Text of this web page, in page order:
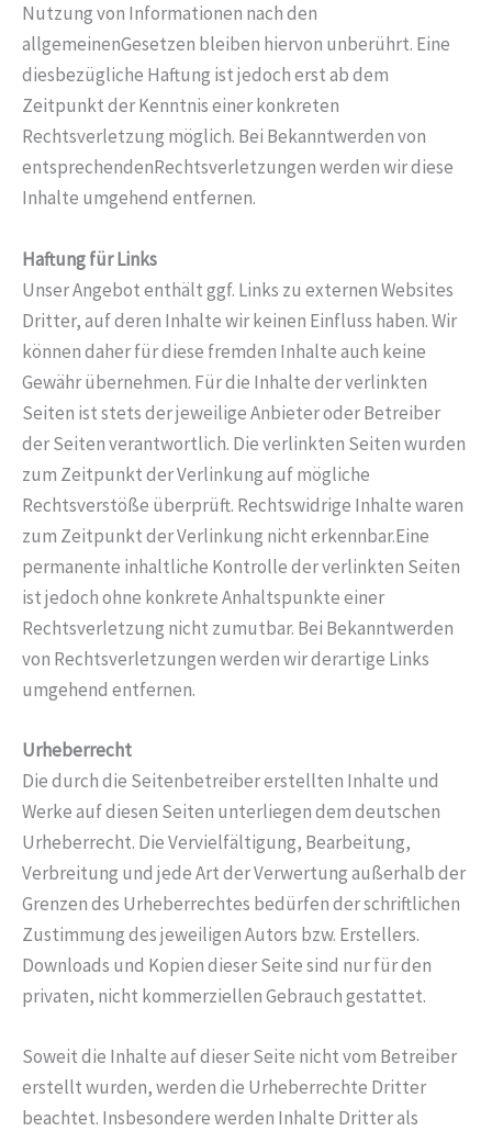
Nutzung von Informationen nach den
allgemeinenGesetzen bleiben hiervon unberührt. Eine
diesbezügliche Haftung ist jedoch erst ab dem
Zeitpunkt der Kenntnis einer konkreten
Rechtsverletzung möglich. Bei Bekanntwerden von
entsprechendenRechtsverletzungen werden wir diese
Inhalte umgehend entfernen.
Haftung für Links
Unser Angebot enthält ggf. Links zu externen Websites
Dritter, auf deren Inhalte wir keinen Einfluss haben. Wir
können daher für diese fremden Inhalte auch keine
Gewähr übernehmen. Für die Inhalte der verlinkten
Seiten ist stets der jeweilige Anbieter oder Betreiber
der Seiten verantwortlich. Die verlinkten Seiten wurden
zum Zeitpunkt der Verlinkung auf mögliche
Rechtsverstöße überprüft. Rechtswidrige Inhalte waren
zum Zeitpunkt der Verlinkung nicht erkennbar.Eine
permanente inhaltliche Kontrolle der verlinkten Seiten
ist jedoch ohne konkrete Anhaltspunkte einer
Rechtsverletzung nicht zumutbar. Bei Bekanntwerden
von Rechtsverletzungen werden wir derartige Links
umgehend entfernen.
Urheberrecht
Die durch die Seitenbetreiber erstellten Inhalte und
Werke auf diesen Seiten unterliegen dem deutschen
Urheberrecht. Die Vervielfältigung, Bearbeitung,
Verbreitung und jede Art der Verwertung außerhalb der
Grenzen des Urheberrechtes bedürfen der schriftlichen
Zustimmung des jeweiligen Autors bzw. Erstellers.
Downloads und Kopien dieser Seite sind nur für den
privaten, nicht kommerziellen Gebrauch gestattet.
Soweit die Inhalte auf dieser Seite nicht vom Betreiber
erstellt wurden, werden die Urheberrechte Dritter
beachtet. Insbesondere werden Inhalte Dritter als